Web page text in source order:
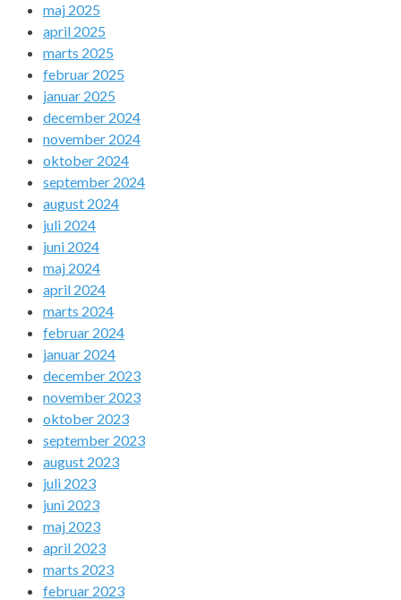
maj 2025
april 2025
marts 2025
februar 2025
januar 2025
december 2024
november 2024
oktober 2024
september 2024
august 2024
juli 2024
juni 2024
maj 2024
april 2024
marts 2024
februar 2024
januar 2024
december 2023
november 2023
oktober 2023
september 2023
august 2023
juli 2023
juni 2023
maj 2023
april 2023
marts 2023
februar 2023